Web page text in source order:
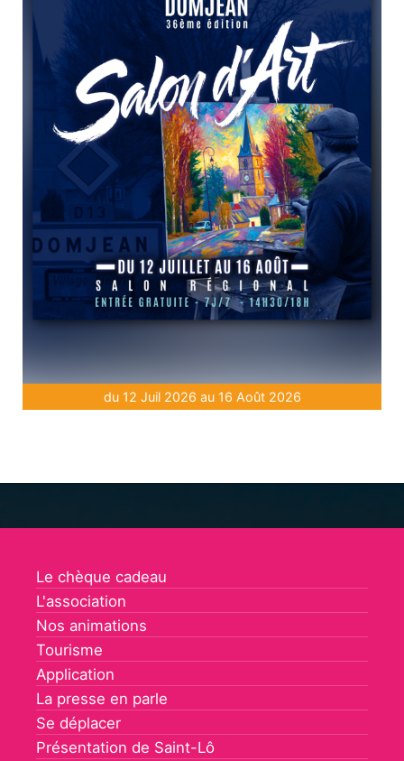
du 12 Juil 2026 au 16 Août 2026
Le chèque cadeau
L'association
Nos animations
Tourisme
Application
La presse en parle
Se déplacer
Présentation de Saint-Lô